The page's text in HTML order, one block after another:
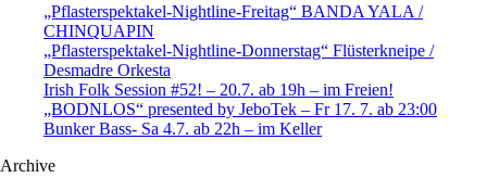
„Pflasterspektakel-Nightline-Freitag“ BANDA YALA /
CHINQUAPIN
„Pflasterspektakel-Nightline-Donnerstag“ Flüsterkneipe /
Desmadre Orkesta
Irish Folk Session #52! – 20.7. ab 19h – im Freien!
„BODNLOS“ presented by JeboTek – Fr 17. 7. ab 23:00
Bunker Bass- Sa 4.7. ab 22h – im Keller
Archive